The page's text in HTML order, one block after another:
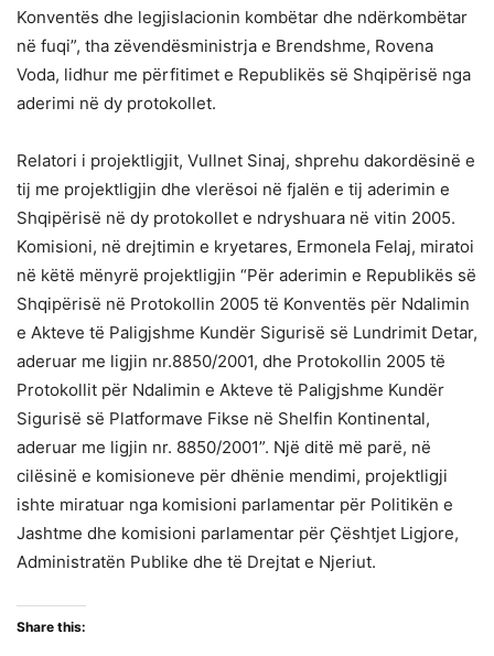
Konventës dhe legjislacionin kombëtar dhe ndërkombëtar
në fuqi”, tha zëvendësministrja e Brendshme, Rovena
Voda, lidhur me përfitimet e Republikës së Shqipërisë nga
aderimi në dy protokollet.
Relatori i projektligjit, Vullnet Sinaj, shprehu dakordësinë e
tij me projektligjin dhe vlerësoi në fjalën e tij aderimin e
Shqipërisë në dy protokollet e ndryshuara në vitin 2005.
Komisioni, në drejtimin e kryetares, Ermonela Felaj, miratoi
në këtë mënyrë projektligjin “Për aderimin e Republikës së
Shqipërisë në Protokollin 2005 të Konventës për Ndalimin
e Akteve të Paligjshme Kundër Sigurisë së Lundrimit Detar,
aderuar me ligjin nr.8850/2001, dhe Protokollin 2005 të
Protokollit për Ndalimin e Akteve të Paligjshme Kundër
Sigurisë së Platformave Fikse në Shelfin Kontinental,
aderuar me ligjin nr. 8850/2001”. Një ditë më parë, në
cilësinë e komisioneve për dhënie mendimi, projektligji
ishte miratuar nga komisioni parlamentar për Politikën e
Jashtme dhe komisioni parlamentar për Çështjet Ligjore,
Administratën Publike dhe të Drejtat e Njeriut.
Share this: